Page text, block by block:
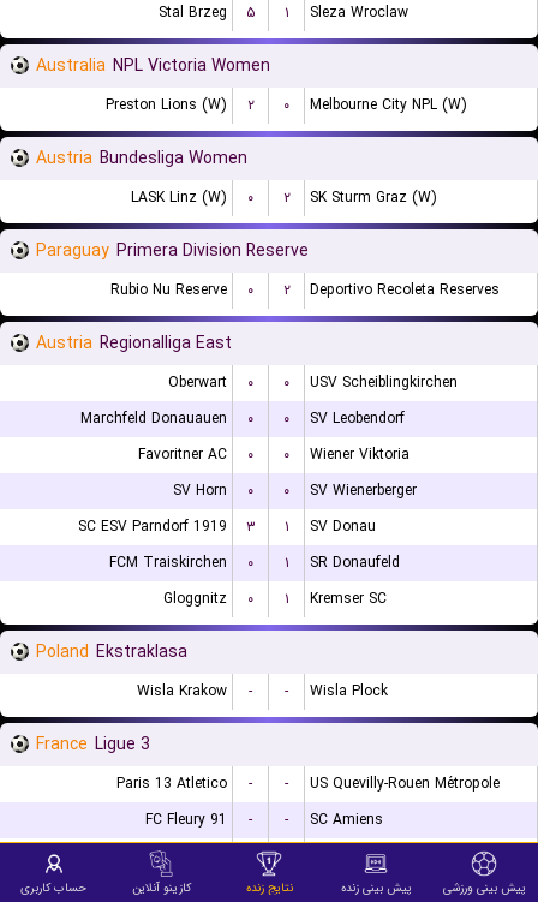
Stal Brzeg ۵ ۱ Sleza Wroclaw
Australia NPL Victoria Women
Preston Lions (W) ۲ ۰ Melbourne City NPL (W)
Austria Bundesliga Women
LASK Linz (W) ۰ ۲ SK Sturm Graz (W)
Paraguay Primera Division Reserve
Rubio Nu Reserve ۰ ۲ Deportivo Recoleta Reserves
Austria Regionalliga East
Oberwart ۰ ۰
USV Scheiblingkirchen
Marchfeld Donauauen
۰ ۰
SV Leobendorf
Favoritner AC
۰ ۰
Wiener Viktoria
SV Horn
۰ ۰
SV Wienerberger
SC ESV Parndorf 1919
۳ ۱
SV Donau
FCM Traiskirchen
۰ ۱
SR Donaufeld
Gloggnitz
۰ ۱ Kremser SC
Poland Ekstraklasa
Wisla Krakow - - Wisla Plock
France Ligue 3
Paris 13 Atletico - -
US Quevilly-Rouen Métropole
FC Fleury 91
- -
SC Amiens
US Concarneau
Orleans US 45
Bourg-Peronnas
- - FC Villefranche Beaujolaisپیش بینی ورزشی پیش بینی زنده نتایج زنده کازینو آنلاین حساب کاربری